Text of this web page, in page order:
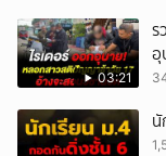
03:21
ร
อุ
นั